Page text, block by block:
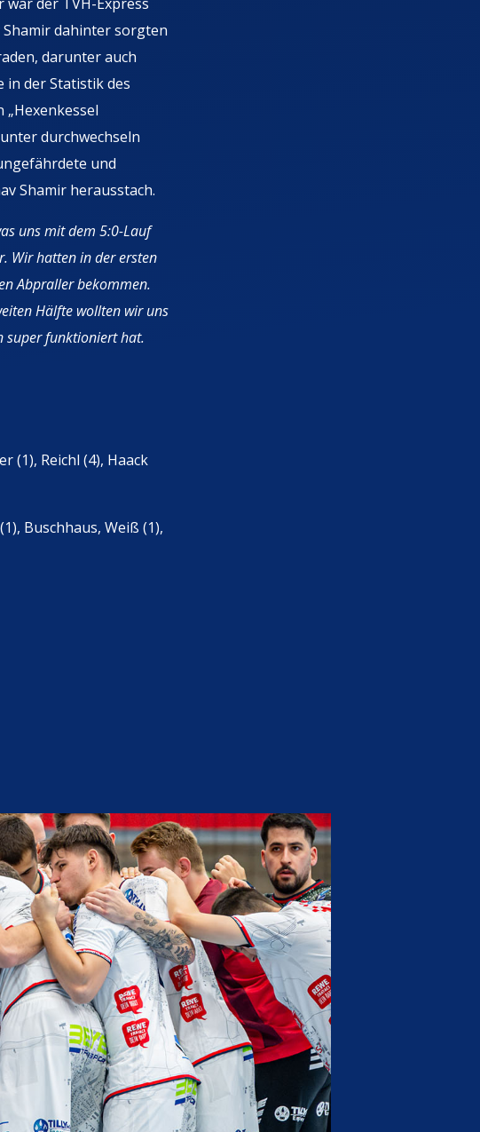
dahinter sorgten
darunter auch
in der Statistik des
durchwechseln
und
Shamir herausstach.
uns mit dem 5:0-Lauf
Wir hatten in der ersten
Abpraller bekommen.
Hälfte wollten wir uns
super funktioniert hat.
(1), Reichl (4), Haack
Buschhaus, Weiß (1),